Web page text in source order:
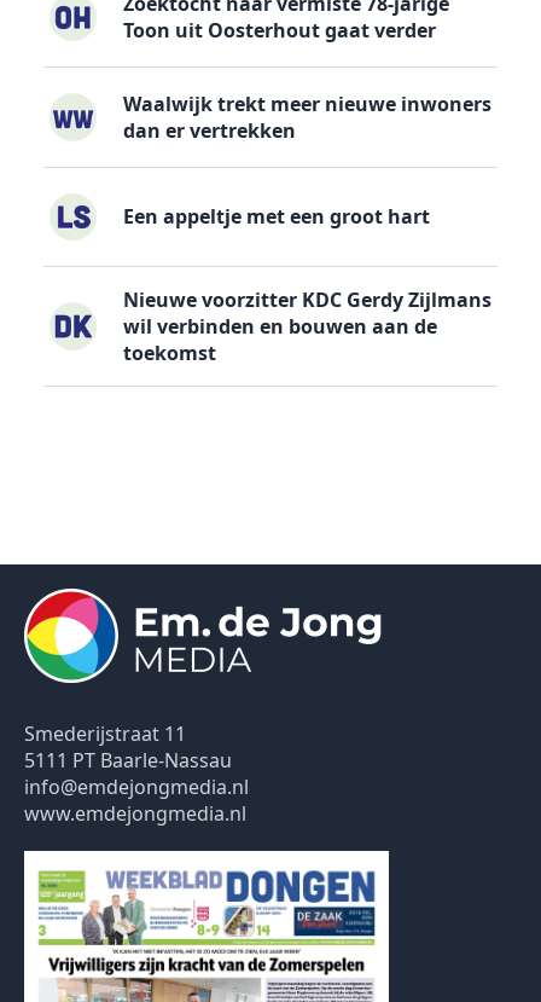
Toon uit Oosterhout gaat verder
Waalwijk trekt meer nieuwe inwoners
dan er vertrekken
Een appeltje met een groot hart
Nieuwe voorzitter KDC Gerdy Zijlmans
wil verbinden en bouwen aan de
toekomst
Smederijstraat 11
5111 PT Baarle-Nassau
info@emdejongmedia.nl
www.emdejongmedia.nl